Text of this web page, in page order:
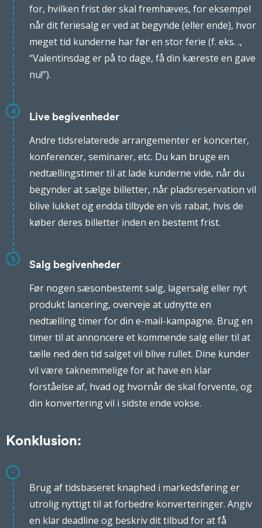
for, hvilken frist der skal fremhæves, for eksempel
når dit feriesalg er ved at begynde (eller ende), hvor
meget tid kunderne har før en stor ferie (f. eks. .,
“Valentinsdag er på to dage, få din kæreste en gave
nu!”).
4
Live begivenheder
Andre tidsrelaterede arrangementer er koncerter,
konferencer, seminarer, etc. Du kan bruge en
nedtællingstimer til at lade kunderne vide, når du
begynder at sælge billetter, når pladsreservation vil
blive lukket og endda tilbyde en vis rabat, hvis de
køber deres billetter inden en bestemt frist.
5
Salg begivenheder
Før nogen sæsonbestemt salg, lagersalg eller nyt
produkt lancering, overveje at udnytte en
nedtælling timer for din e-mail-kampagne. Brug en
timer til at annoncere et kommende salg eller til at
tælle ned den tid salget vil blive rullet. Dine kunder
vil være taknemmelige for at have en klar
forståelse af, hvad og hvornår de skal forvente, og
din konvertering vil i sidste ende vokse.
Konklusion:
Brug af tidsbaseret knaphed i markedsføring er
utrolig nyttigt til at forbedre konverteringer. Angiv
en klar deadline og beskriv dit tilbud for at få